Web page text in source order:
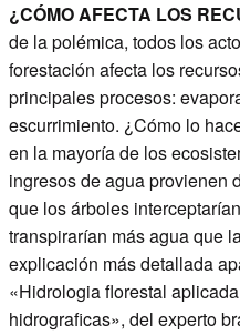
¿CÓMO AFECTA LOS
de la polémica, todos los
forestación afecta los
principales procesos:
escurrimiento. ¿Cómo lo
en la mayoría de los
ingresos de agua provienen
que los árboles
transpirarían más agua que
explicación más detallada
«Hidrologia florestal
hidrograficas», del experto